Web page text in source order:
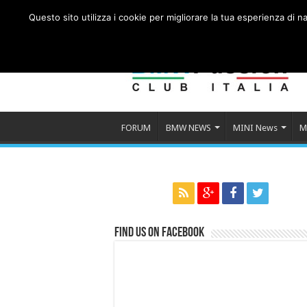
FORUM BMW NEWS MINI News
Find us on Facebook
Questo sito utilizza i cookie per migliorare la tua esperienza di